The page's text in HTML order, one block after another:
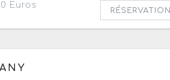
Euros
RÉSERVATION
de 20h